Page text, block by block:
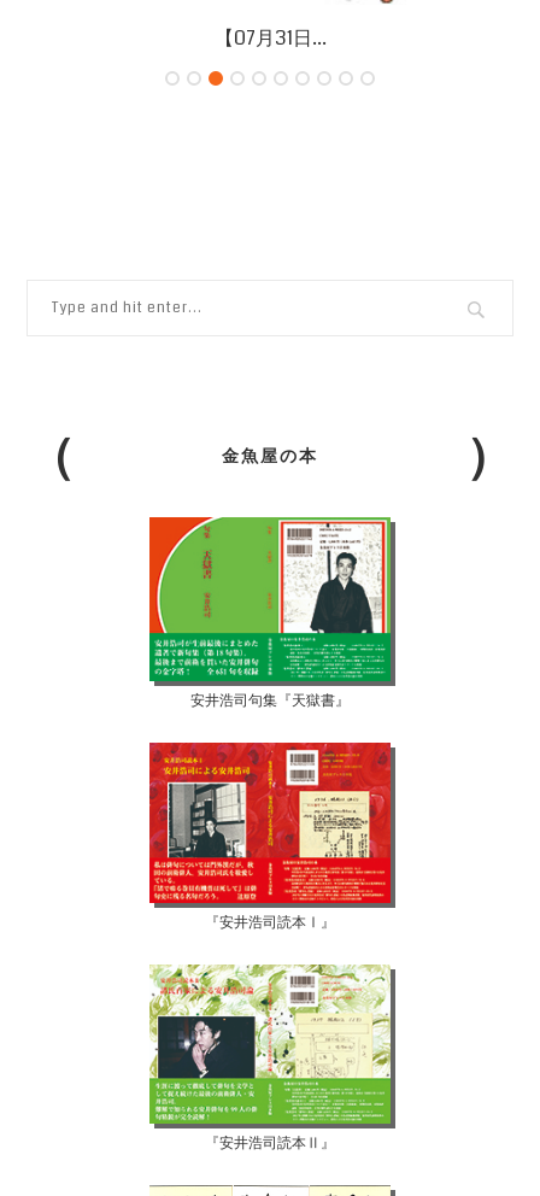
【07月26日...
金魚屋の本
安井浩司句集『天獄書』
『安井浩司読本Ⅰ』
『安井浩司読本Ⅱ』